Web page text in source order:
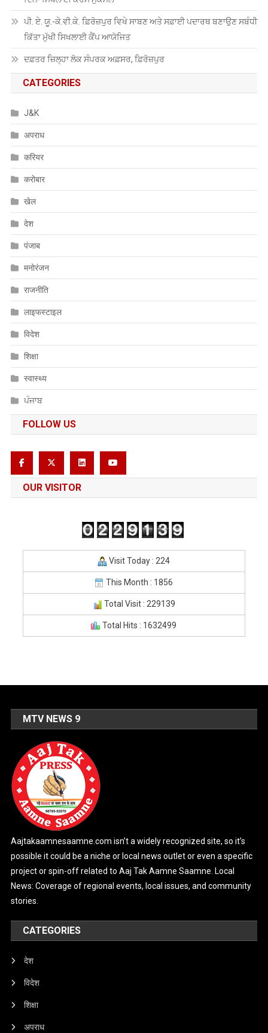
ਪੀ. ਏ. ਯੂ.-ਕੇ.ਵੀ.ਕੇ. ਫ਼ਿਰੋਜ਼ਪੁਰ ਵਿਖੇ ਸਾਬਣ ਅਤੇ ਸਫ਼ਾਈ ਪਦਾਰਥ ਬਣਾਉਣ ਸਬੰਧੀ
ਕਿੱਤਾ ਮੁੱਖੀ ਸਿਖਲਾਈ ਕੈਂਪ ਆਯੋਜਿਤ
ਦਫ਼ਤਰ ਜ਼ਿਲ੍ਹਾ ਲੋਕ ਸੰਪਰਕ ਅਫ਼ਸਰ, ਫ਼ਿਰੋਜ਼ਪੁਰ
CATEGORIES
J&K
अपराध
करियर
करोबार
खेल
देश
पंजाब
मनोरंजन
राजनीति
लाइफस्टाइल
विदेश
शिक्षा
स्वास्थ्य
ਪੰਜਾਬ
FOLLOW US
OUR VISITOR
Visit Today : 224
This Month : 1856
Total Visit : 229139
Total Hits : 1632499
MTV NEWS 9
Aajtakaamnesaamne.com isn’t a widely recognized site, so it’s
possible it could be a niche or local news outlet or even a specific
project or spin-off related to Aaj Tak Aamne Saamne. Local
News: Coverage of regional events, local issues, and community
stories.
CATEGORIES
देश
विदेश
शिक्षा
अपराध